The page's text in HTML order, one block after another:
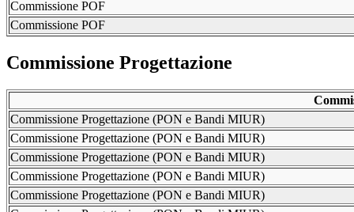
Commissione POF
Commissione POF
Commissione Progettazione
Commissione Progettazione (PON e Bandi MIUR)
Commissione Progettazione (PON e Bandi MIUR)
Commissione Progettazione (PON e Bandi MIUR)
Commissione Progettazione (PON e Bandi MIUR)
Commissione Progettazione (PON e Bandi MIUR)